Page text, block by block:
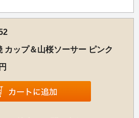
カップ＆山桜ソーサー ピンク